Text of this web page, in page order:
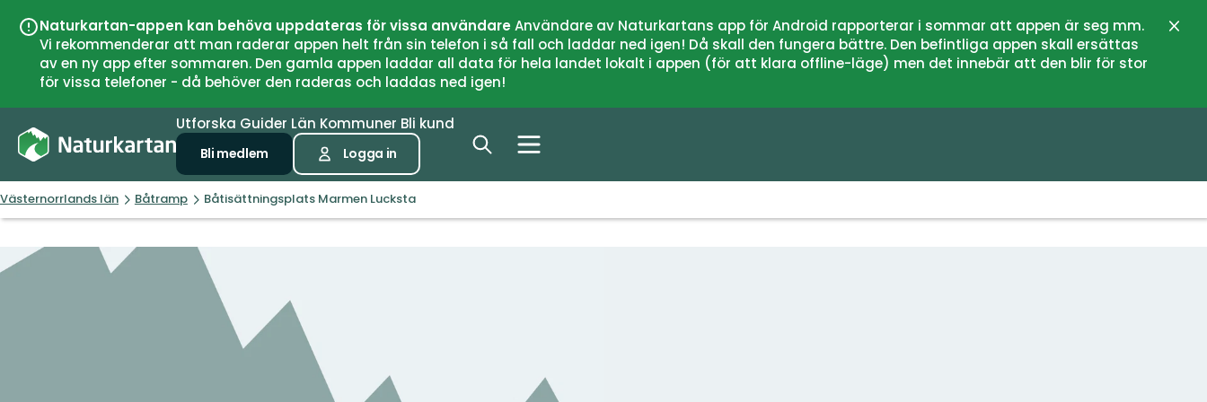
Naturkartan-appen kan behöva uppdateras för vissa användareAnvändare av Naturkartans app för Android rapporterar i sommar att appen är seg mm.
Vi rekommenderar att man raderar appen helt från sin telefon i så fall och laddar ned igen! Då skall den fungera bättre. Den befintliga appen skall ersättas
av en ny app efter sommaren. Den gamla appen laddar all data för hela landet lokalt i appen (för att klara offline-läge) men det innebär att den blir för stor
för vissa telefoner - då behöver den raderas och laddas ned igen!
Utforska Guider Län Kommuner Bli kund
Bli medlem Logga in
Västernorrlands län Båtramp Båtisättningsplats Marmen Lucksta